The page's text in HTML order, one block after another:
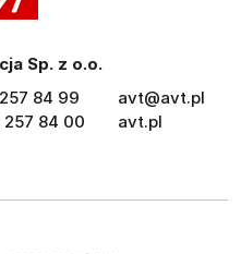
Sp. z o.o.
84 99
257 84 00
avt@avt.pl
avt.pl